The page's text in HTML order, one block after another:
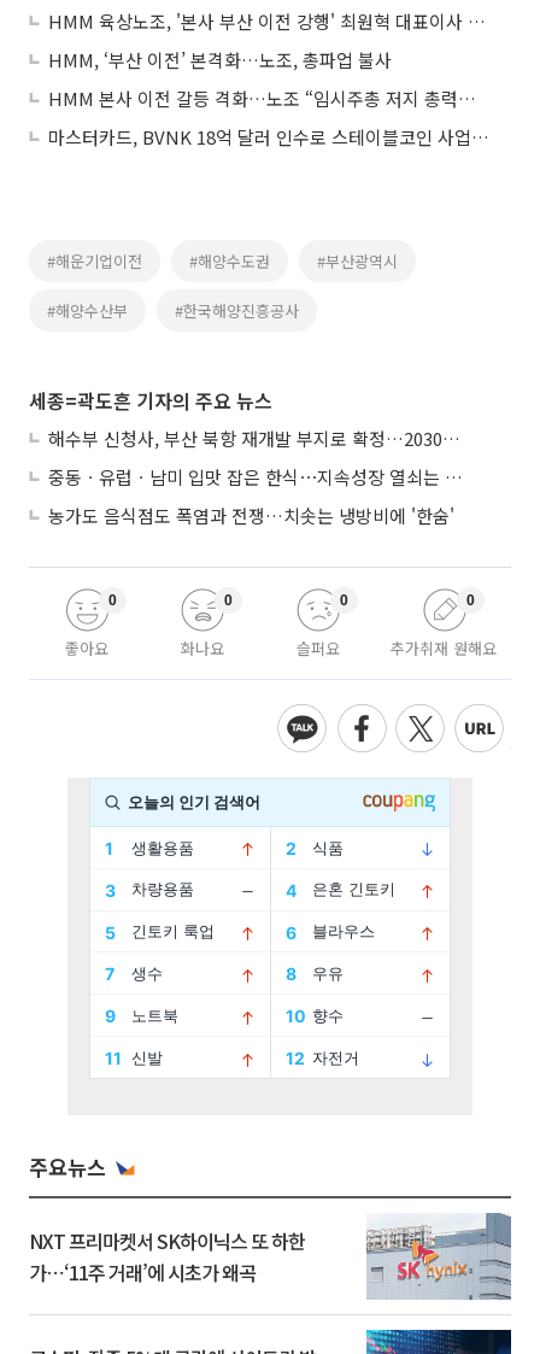
HMM 육상노조, '본사 부산 이전 강행' 최원혁 대표이사 고소
HMM, ‘부산 이전’ 본격화…노조, 총파업 불사
HMM 본사 이전 갈등 격화…노조 “임시주총 저지 총력투쟁”
마스터카드, BVNK 18억 달러 인수로 스테이블코인 사업 본격 확장
#해운기업이전 #해양수도권 #부산광역시
#해양수산부 #한국해양진흥공사
세종=곽도흔 기자의 주요 뉴스
해수부 신청사, 부산 북항 재개발 부지로 확정…2030년 준공 목표
중동ㆍ유럽ㆍ남미 입맛 잡은 한식⋯지속성장 열쇠는 ‘현지화’
농가도 음식점도 폭염과 전쟁…치솟는 냉방비에 '한숨'
좋아요
0
화나요
0
슬퍼요
0
추가취재 원해요
0
주요뉴스
NXT 프리마켓서 SK하이닉스 또 하한
가⋯‘11주 거래’에 시초가 왜곡